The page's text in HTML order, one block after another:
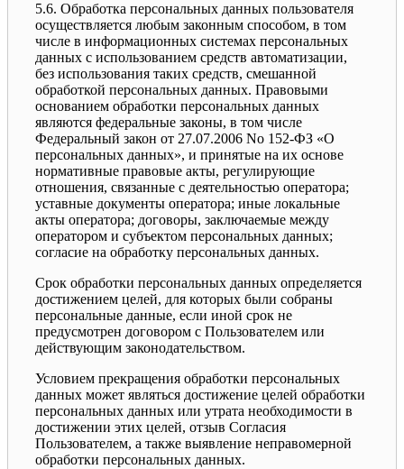
5.6. Обработка персональных данных пользователя
осуществляется любым законным способом, в том
числе в информационных системах персональных
данных с использованием средств автоматизации,
без использования таких средств, смешанной
обработкой персональных данных. Правовыми
основанием обработки персональных данных
являются федеральные законы, в том числе
Федеральный закон от 27.07.2006 No 152-ФЗ «О
персональных данных», и принятые на их основе
нормативные правовые акты, регулирующие
отношения, связанные с деятельностью оператора;
уставные документы оператора; иные локальные
акты оператора; договоры, заключаемые между
оператором и субъектом персональных данных;
согласие на обработку персональных данных.
Срок обработки персональных данных определяется
достижением целей, для которых были собраны
персональные данные, если иной срок не
предусмотрен договором с Пользователем или
действующим законодательством.
Условием прекращения обработки персональных
данных может являться достижение целей обработки
персональных данных или утрата необходимости в
достижении этих целей, отзыв Согласия
Пользователем, а также выявление неправомерной
обработки персональных данных.